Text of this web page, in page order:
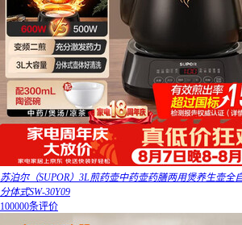
苏泊尔（SUPOR）3L煎药壶中药壶药膳两用煲养生壶全
分体式SW-30Y09
100000条评价